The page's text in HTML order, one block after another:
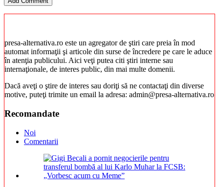
presa-alternativa.ro este un agregator de ştiri care preia în mod
automat informaţii şi articole din surse de încredere pe care le aduce
în atenţia publicului. Aici veţi putea citi ştiri interne sau
internaţionale, de interes public, din mai multe domenii.
Dacă aveţi o ştire de interes sau doriţi să ne contactaţi din diverse
motive, puteţi trimite un email la adresa: admin@presa-alternativa.ro
Recomandate
Noi
Comentarii